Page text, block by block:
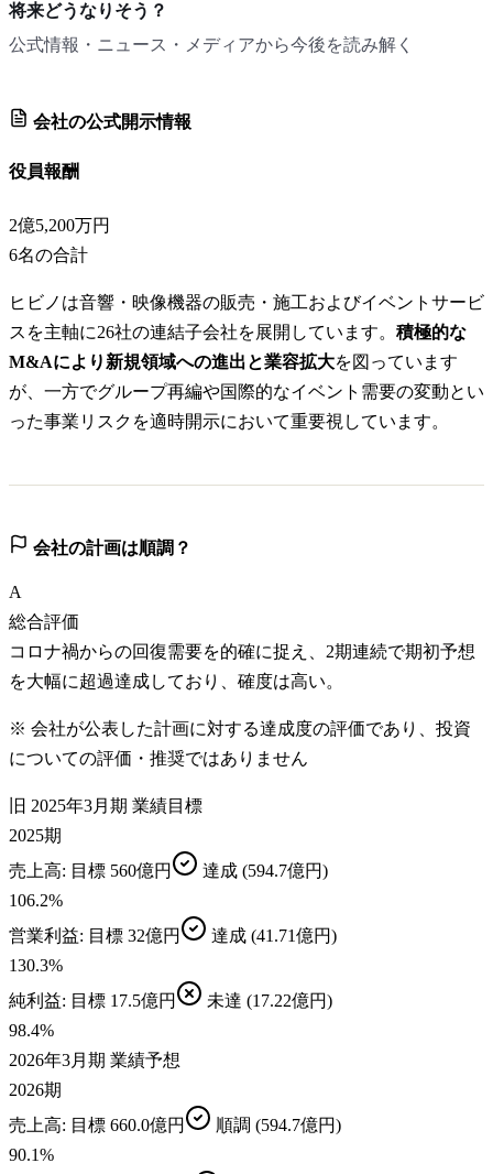
将来どうなりそう？
公式情報・ニュース・メディアから今後を読み解く
会社の公式開示情報
役員報酬
2億5,200万円
6名の合計
ヒビノは音響・映像機器の販売・施工およびイベントサービ
スを主軸に26社の連結子会社を展開しています。 積極的な
M&Aにより新規領域への進出と業容拡大を図っています
が、一方でグループ再編や国際的なイベント需要の変動とい
った事業リスクを適時開示において重要視しています。
会社の計画は順調？
A
総合評価
コロナ禍からの回復需要を的確に捉え、2期連続で期初予想
を大幅に超過達成しており、確度は高い。
※ 会社が公表した計画に対する達成度の評価であり、投資
についての評価・推奨ではありません
旧 2025年3月期 業績目標
2025期
売上高: 目標 560億円 達成 (594.7億円)
106.2%
営業利益: 目標 32億円 達成 (41.71億円)
130.3%
純利益: 目標 17.5億円 未達 (17.22億円)
98.4%
2026年3月期 業績予想
2026期
売上高: 目標 660.0億円 順調 (594.7億円)
90.1%